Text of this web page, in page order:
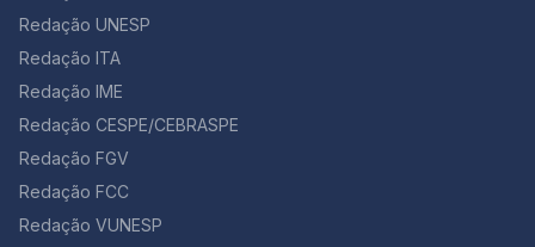
Redação UNESP
Redação ITA
Redação IME
Redação CESPE/CEBRASPE
Redação FGV
Redação FCC
Redação VUNESP